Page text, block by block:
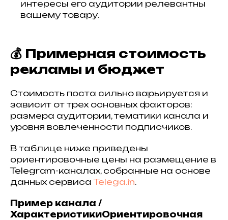
интересы его аудитории релевантны
вашему товару.
💰 Примерная стоимость
рекламы и бюджет
Стоимость поста сильно варьируется и
зависит от трех основных факторов:
размера аудитории, тематики канала и
уровня вовлеченности подписчиков.
В таблице ниже приведены
ориентировочные цены на размещение в
Telegram-каналах, собранные на основе
данных сервисаTelega.in.
Пример канала /
ХарактеристикиОриентировочная